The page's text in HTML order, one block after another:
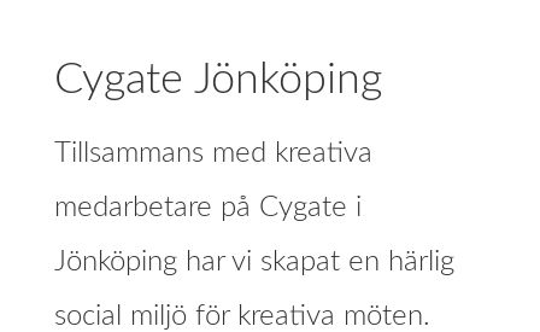
Cygate Jönköping
Tillsammans med kreativa
medarbetare på Cygate i
Jönköping har vi skapat en härlig
social miljö för kreativa möten.